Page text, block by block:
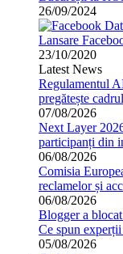
26/09/2024
Lansare
23/10/2020
Latest News
Regulamentul
pregătește
07/08/2026
Next Layer
participanți din
06/08/2026
Comisia
reclamelor și
06/08/2026
Blogger a
Ce spun
05/08/2026